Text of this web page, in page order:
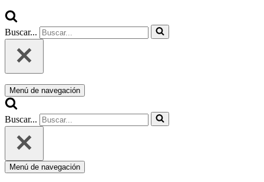
Buscar...
Menú de navegación
Buscar...
Menú de navegación